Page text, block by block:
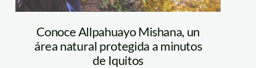
Conoce Allpahuayo Mishana, un
área natural protegida a minutos
de Iquitos